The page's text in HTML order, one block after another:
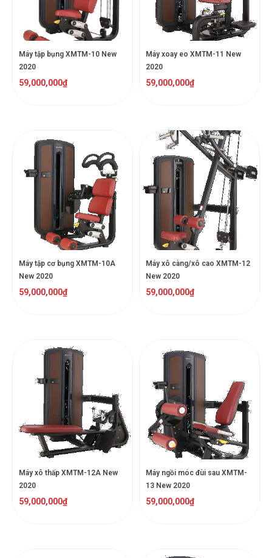
Máy tập bụng XMTM-10 New
2020
59,000,000₫
Máy xoay eo XMTM-11 New
2020
59,000,000₫
Máy tập cơ bụng XMTM-10A
New 2020
59,000,000₫
Máy xô càng/xô cao XMTM-12
New 2020
59,000,000₫
Máy xô thấp XMTM-12A New
2020
59,000,000₫
Máy ngồi móc đùi sau XMTM-
13 New 2020
59,000,000₫